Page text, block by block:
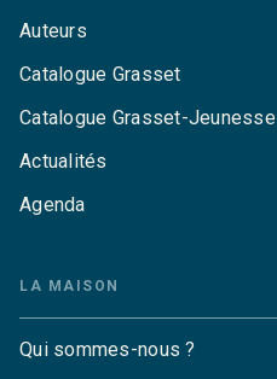
Auteurs
Catalogue Grasset
Catalogue Grasset-Jeunesse
Actualités
Agenda
LA MAISON
Qui sommes-nous ?